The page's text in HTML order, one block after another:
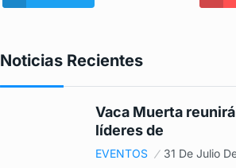
Noticias Recientes
Vaca Muerta
líderes de
EVENTOS 31 De Julio